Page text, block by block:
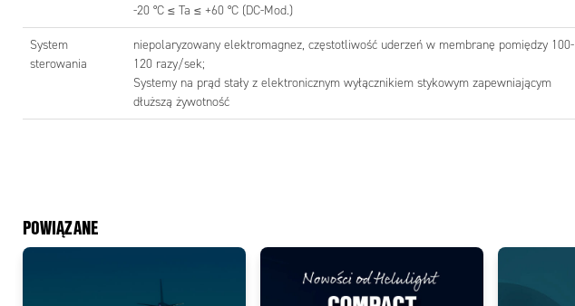
mHPT
Syrena
Ex
24 V DC 0,3
115 V
0,15
membranowa
Ex
24 V DC
-20 °C ≤ Ta ≤ +60 °C (DC-Mod.)
System
sterowania
niepolaryzowany elektromagnez, częstotliwość uderzeń w membranę pomiędzy 100-
120 razy/sek;
Systemy na prąd stały z elektronicznym wyłącznikiem stykowym zapewniającym
dłuższą żywotność
POWIĄZANE